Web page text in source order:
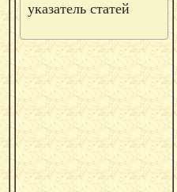
указатель статей